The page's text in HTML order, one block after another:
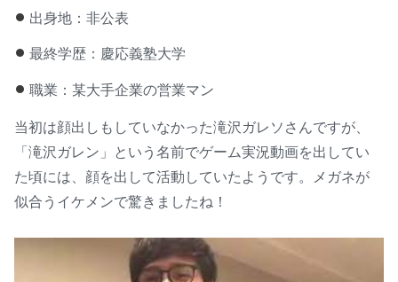
出身地：非公表
最終学歴：慶応義塾大学
職業：某大手企業の営業マン
当初は顔出しもしていなかった滝沢ガレソさんですが、
「滝沢ガレン」という名前でゲーム実況動画を出してい
た頃には、顔を出して活動していたようです。メガネが
似合うイケメンで驚きましたね！